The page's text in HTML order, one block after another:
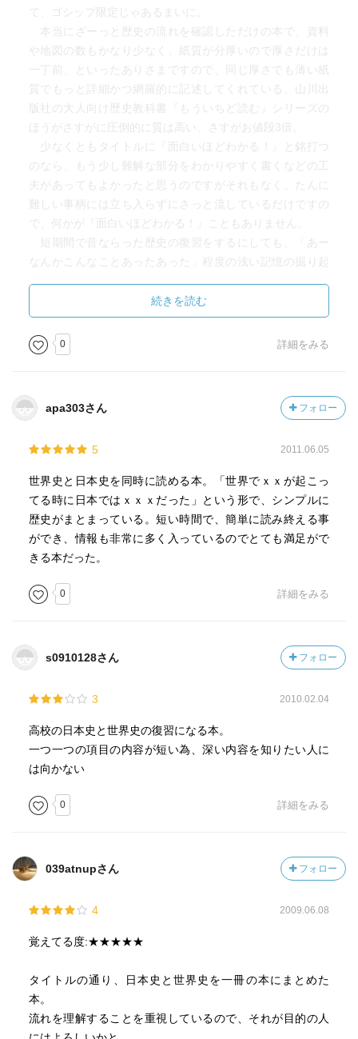
て、ゴシップ限定じゃあるまいに。
本当にざーっと歴史の流れを確認しただけの本で、資料
や地図の数もかなり少なく、紙質が分厚いので厚さだけは
一丁前、といったありさまですので、同じ厚さでも薄い紙
質でもっと詳細かつ網羅的に記述してくれている、山川出
版社の大人向け歴史教科書『もういちど読む』シリーズの
ほうがさすがに圧倒的に質は高い。さすがお値段3倍。
少なくともタイトルに『面白いほどわかる！』と銘打つ
のなら、もう少し難解な部分をわかりやすく書くなどの工
夫があってもよかったと思うのですがそれもなく、たんに
難しい事柄には立ち入らずにさっと流しているだけですの
で、何かが『面白いほどわかる！』こともありません。
短期間で昔ならった歴史の復習をするにしても、「あー
なんかこんなことあったあった」程度の浅い記憶の掘り起
理解を深めたい人にはまるで向きません。
続きを読む
0 詳細をみる
apa303さん フォロー
5 2011.06.05
世界史と日本史を同時に読める本。「世界でｘｘが起こっ
てる時に日本ではｘｘｘだった」という形で、シンプルに
歴史がまとまっている。短い時間で、簡単に読み終える事
ができ、情報も非常に多く入っているのでとても満足がで
きる本だった。
0 詳細をみる
s0910128さん フォロー
3 2010.02.04
高校の日本史と世界史の復習になる本。
一つ一つの項目の内容が短い為、深い内容を知りたい人に
は向かない
0 詳細をみる
039atnupさん フォロー
4 2009.06.08
覚えてる度:★★★★★
タイトルの通り、日本史と世界史を一冊の本にまとめた
本。
流れを理解することを重視しているので、それが目的の人